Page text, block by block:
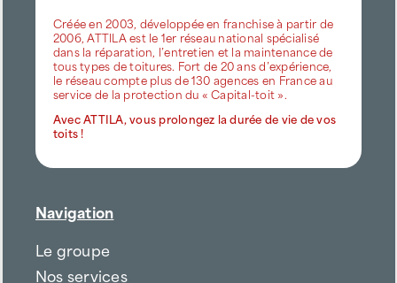
Créée en 2003, développée en franchise à partir de
2006, ATTILA est le 1er réseau national spécialisé
dans la réparation, l’entretien et la maintenance de
tous types de toitures. Fort de 20 ans d’expérience,
le réseau compte plus de 130 agences en France au
service de la protection du « Capital-toit ».
Avec ATTILA, vous prolongez la durée de vie de vos
toits !
Navigation
Le groupe
Nos services